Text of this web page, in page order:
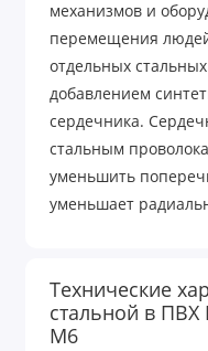
механизмов и
перемещения людей
отдельных
добавлением
сердечника.
стальным
уменьшить
уменьшает
Технические
стальной в ПВХ
М6